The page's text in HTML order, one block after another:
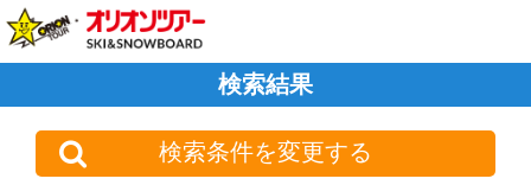
検索結果
検索条件を変更する